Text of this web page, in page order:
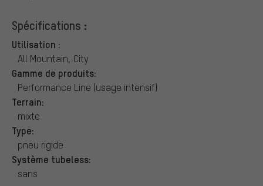
Spécifications :
Utilisation :
All Mountain, City
Gamme de produits:
Performance Line (usage intensif)
Terrain:
mixte
Type:
pneu rigide
Système tubeless:
sans